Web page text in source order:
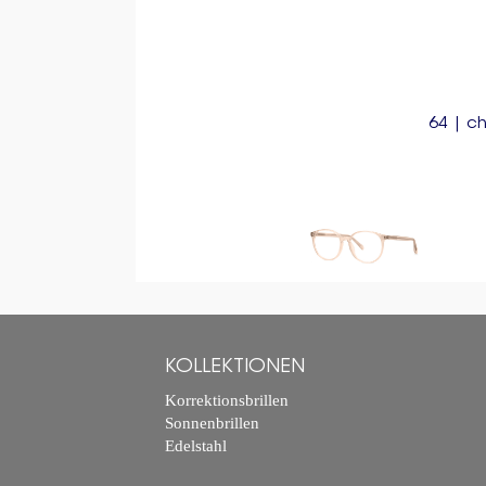
64 |
KOLLEKTIONEN
Korrektionsbrillen
Sonnenbrillen
Edelstahl